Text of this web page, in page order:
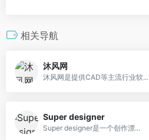
相关导航
沐风网
沐风网是提供CAD等主流行业软...
Super designer
Super designer是一个创作漂...